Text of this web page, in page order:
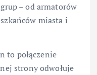
– od armatorów
miasta i
to połączenie
strony odwołuje